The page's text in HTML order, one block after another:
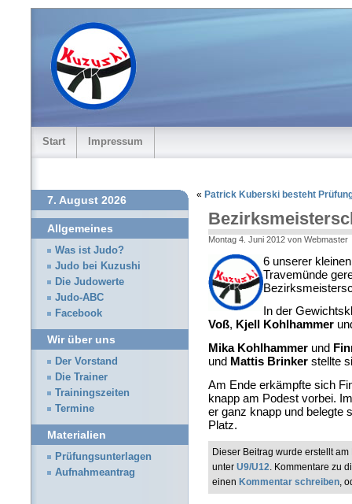
Start Impressum
« Patrick Kuberski besteht
Montag 4. Juni 2012 von Webmaster
6 unserer
Travemünde
In der
Voß, Kjell Kohlhammer
Mika Kohlhammer und
und Mattis Brinker stellte
Am Ende erkämpfte sich
knapp am Podest vorbei.
er ganz knapp und belegte
Platz.
Dieser Beitrag wurde erstellt
unter U9/U12. Kommentare zu
einen Kommentar schreiben,
7. August 2026
Allgemeines
Was ist Judo?
Judo bei Kuzushi
Die Judowerte
Judo-ABC
Facebook
Wir über uns
Der Vorstand
Die Trainer
Trainingszeiten
Termine
Materialien
Prüfungsunterlagen
Aufnahmeantrag